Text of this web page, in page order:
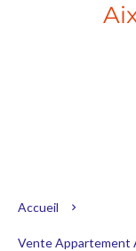
Accueil
Vente Appartement